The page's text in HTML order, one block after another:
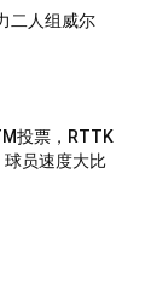
二人组威尔
投票，RTTK
员速度大比